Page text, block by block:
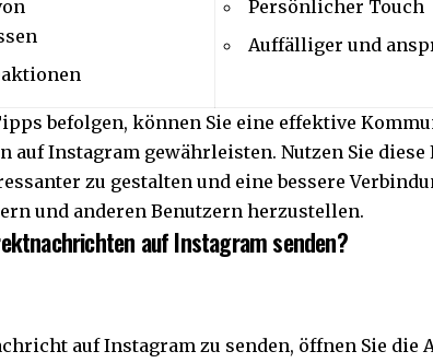
Persönlicher Touch
Auffälliger und
befolgen, können Sie eine effektive
auf Instagram gewährleisten. Nutzen Sie
zu gestalten und eine bessere
und anderen Benutzern herzustellen.
auf Instagram senden?
auf Instagram zu senden, öffnen Sie die